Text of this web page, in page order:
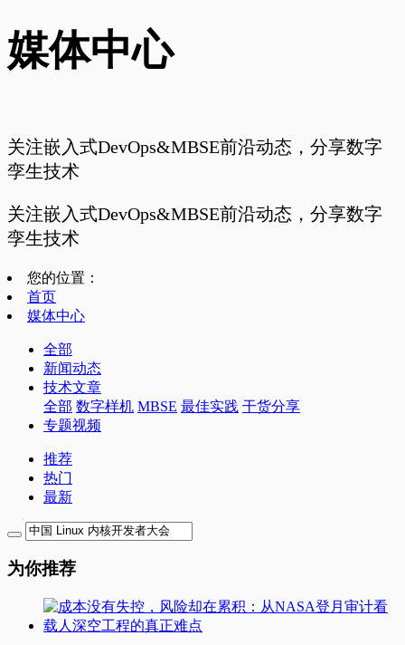
媒体中心
关注嵌入式DevOps&MBSE前沿动态，分享数字
孪生技术
关注嵌入式DevOps&MBSE前沿动态，分享数字
孪生技术
您的位置：
首页
媒体中心
全部
新闻动态
技术文章
全部 数字样机 MBSE 最佳实践 干货分享
专题视频
推荐
热门
最新
为你推荐